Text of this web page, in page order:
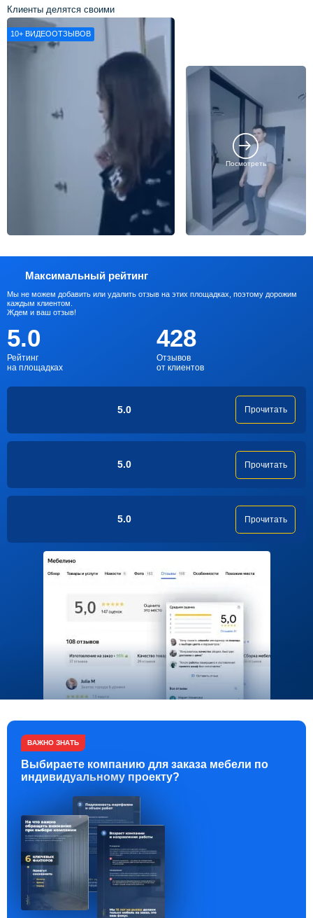
Клиенты делятся своими
впечатлениями о нашей работе
10+ ВИДЕООТЗЫВОВ
Посмотреть
Максимальный рейтинг
Мы не можем добавить или удалить отзыв на этих площадках, поэтому дорожим
каждым клиентом.
Ждем и ваш отзыв!
5.0
Рейтинг
на площадках
428
Отзывов
от клиентов
5.0 Прочитать
5.0 Прочитать
5.0 Прочитать
ВАЖНО ЗНАТЬ
Выбираете компанию для заказа мебели по
индивидуальному проекту?